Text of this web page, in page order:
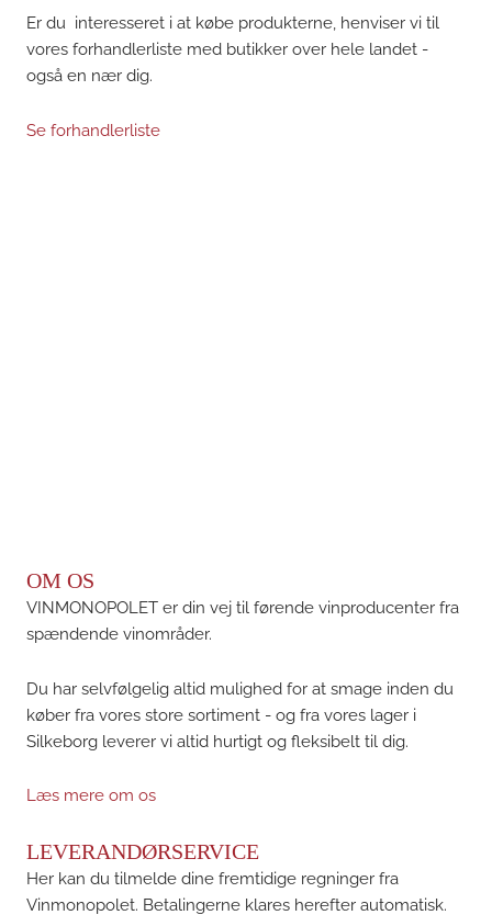
Er du interesseret i at købe produkterne, henviser vi til
vores forhandlerliste med butikker over hele landet -
også en nær dig.
Se forhandlerliste
OM OS
VINMONOPOLET er din vej til førende vinproducenter fra
spændende vinområder.
Du har selvfølgelig altid mulighed for at smage inden du
køber fra vores store sortiment - og fra vores lager i
Silkeborg leverer vi altid hurtigt og fleksibelt til dig.
Læs mere om os
LEVERANDØRSERVICE
Her kan du tilmelde dine fremtidige regninger fra
Vinmonopolet. Betalingerne klares herefter automatisk.